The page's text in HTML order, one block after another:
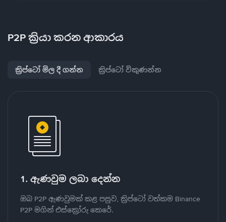
P2P ක්‍රියා කරන ආකාරය
ක්‍රිප්ටෝ මිල දී ගන්න ක්‍රිප්ටෝ විකුණන්න
1. ඇණවුම ලබා දෙන්න
ඔබ P2P ඇණවුමක් කළ පසුව, ක්‍රිප්ටෝ වත්කම Binance
P2P මගින් එස්ක්‍රෝරු කෙරේ.